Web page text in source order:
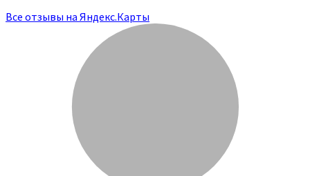
Все отзывы на Яндекс.Карты